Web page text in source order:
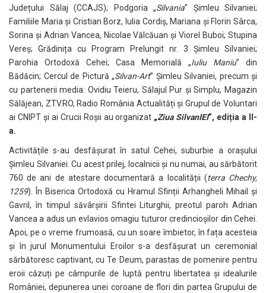
Județului Sălaj (CCAJS); Podgoria „Silvania” Șimleu Silvaniei;
Familiile Maria și Cristian Borz, Iulia Cordiș, Mariana și Florin Sârca,
Sorina și Adrian Vancea, Nicolae Vălcăuan și Viorel Buboi; Stupina
Vereș; Grădinița cu Program Prelungit nr. 3 Șimleu Silvaniei;
Parohia Ortodoxă Cehei; Casa Memorială „Iuliu Maniu” din
Bădăcin; Cercul de Pictură „Silvan-Art” Șimleu Silvaniei, precum și
cu partenerii media: Ovidiu Teieru, Sălajul Pur și Simplu, Magazin
Sălăjean, ZTV.RO, Radio România Actualități și Grupul de Voluntari
ai CNIPT și ai Crucii Roșii au organizat „Ziua SilvanIEI”, ediția a II-
a.
Activitățile s-au desfășurat în satul Cehei, suburbie a orașului
Șimleu Silvaniei. Cu acest prilej, localnicii și nu numai, au sărbătorit
760 de ani de atestare documentară a localității (terra Chechy,
1259). În Biserica Ortodoxă cu Hramul Sfinții Arhangheli Mihail și
Gavril, în timpul săvârșirii Sfintei Liturghii, preotul paroh Adrian
Vancea a adus un evlavios omagiu tuturor credincioșilor din Cehei.
Apoi, pe o vreme frumoasă, cu un soare îmbietor, în fața acesteia
și în jurul Monumentului Eroilor s-a desfășurat un ceremonial
sărbătoresc captivant, cu Te Deum, parastas de pomenire pentru
eroii căzuți pe câmpurile de luptă pentru libertatea și idealurile
României, depunerea unei coroane de flori din partea Grupului de